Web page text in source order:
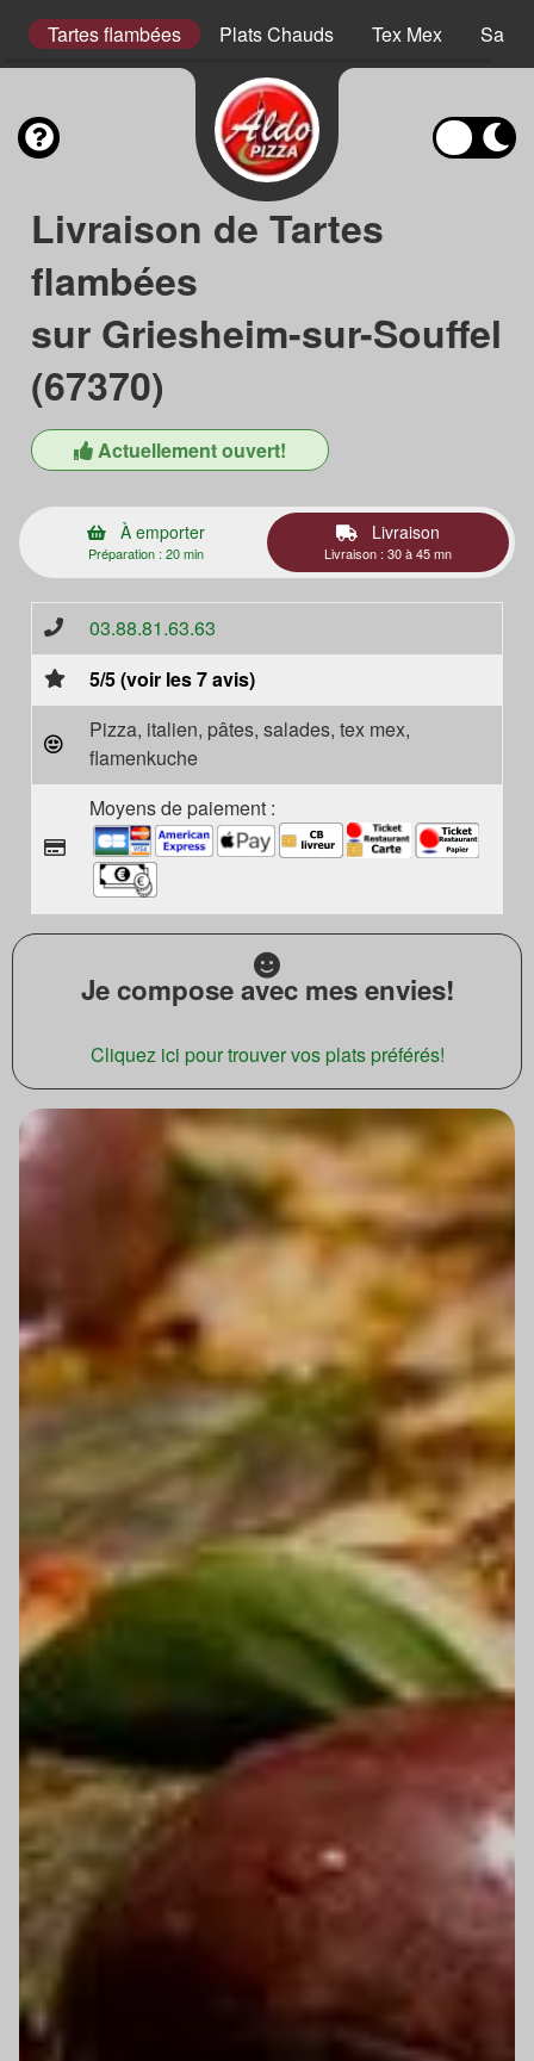
Tartes flambées Plats Chauds Tex Mex
Livraison de Tartes
flambées
sur Griesheim-sur-Souffel
(67370)
Actuellement ouvert!
À emporter
Préparation : 20 min
Livraison
Livraison : 30 à 45 mn
03.88.81.63.63
5/5 (voir les 7 avis)
Pizza, italien, pâtes, salades, tex mex,
flamenkuche
Moyens de paiement :
Je compose avec mes envies!
Cliquez ici pour trouver vos plats préférés!